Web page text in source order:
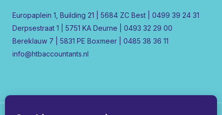
Europaplein 1, Building 21 | 5684 ZC Best | 0499 39 24 31
Derpsestraat 1 | 5751 KA Deurne | 0493 32 29 00
Bereklauw 7 | 5831 PE Boxmeer | 0485 38 36 11
info@htbaccountants.nl